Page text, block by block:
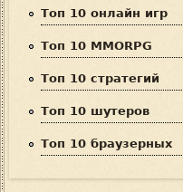
Топ 10 онлайн игр
Топ 10 MMORPG
Топ 10 стратегий
Топ 10 шутеров
Топ 10 браузерных